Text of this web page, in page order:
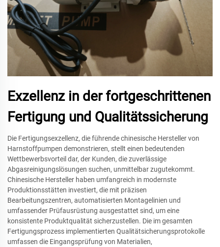
Exzellenz in der fortgeschrittenen
Fertigung und Qualitätssicherung
Die Fertigungsexzellenz, die führende chinesische Hersteller von
Harnstoffpumpen demonstrieren, stellt einen bedeutenden
Wettbewerbsvorteil dar, der Kunden, die zuverlässige
Abgasreinigungslösungen suchen, unmittelbar zugutekommt.
Chinesische Hersteller haben umfangreich in modernste
Produktionsstätten investiert, die mit präzisen
Bearbeitungszentren, automatisierten Montagelinien und
umfassender Prüfausrüstung ausgestattet sind, um eine
konsistente Produktqualität sicherzustellen. Die im gesamten
Fertigungsprozess implementierten Qualitätsicherungsprotokolle
umfassen die Eingangsprüfung von Materialien,